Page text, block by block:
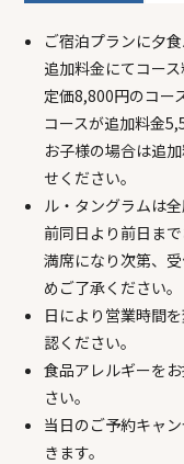
ご宿泊プランに夕
追加料金にてコー
定価8,800円のコー
コースが追加料金
お子様の場合は追
せください。
ル・タングラムは
前同日より前日まで
満席になり次第、
めご了承ください。
日により営業時間
認ください。
食品アレルギーを
さい。
当日のご予約キャ
きます。